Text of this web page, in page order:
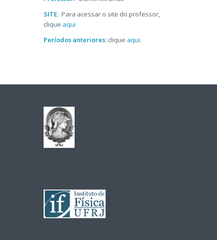
SITE: Para acessar o site do professor,
clique aqui
Períodos anteriores: clique aqui.